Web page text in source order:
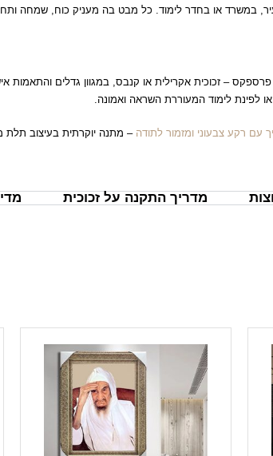
במשרד או בחדר לימוד. כל מבט בה מעניק כוח, שמחה
– זכוכית אקרילית או קנבס, במגוון גדלים והתאמות
לפינת לימוד המעוררת השראה ואמונה.
עם רקע צבעוני ומזמור לתודה – מתנה יוקרתית בעיצוב תלת
מדריך התקנה על זכוכית